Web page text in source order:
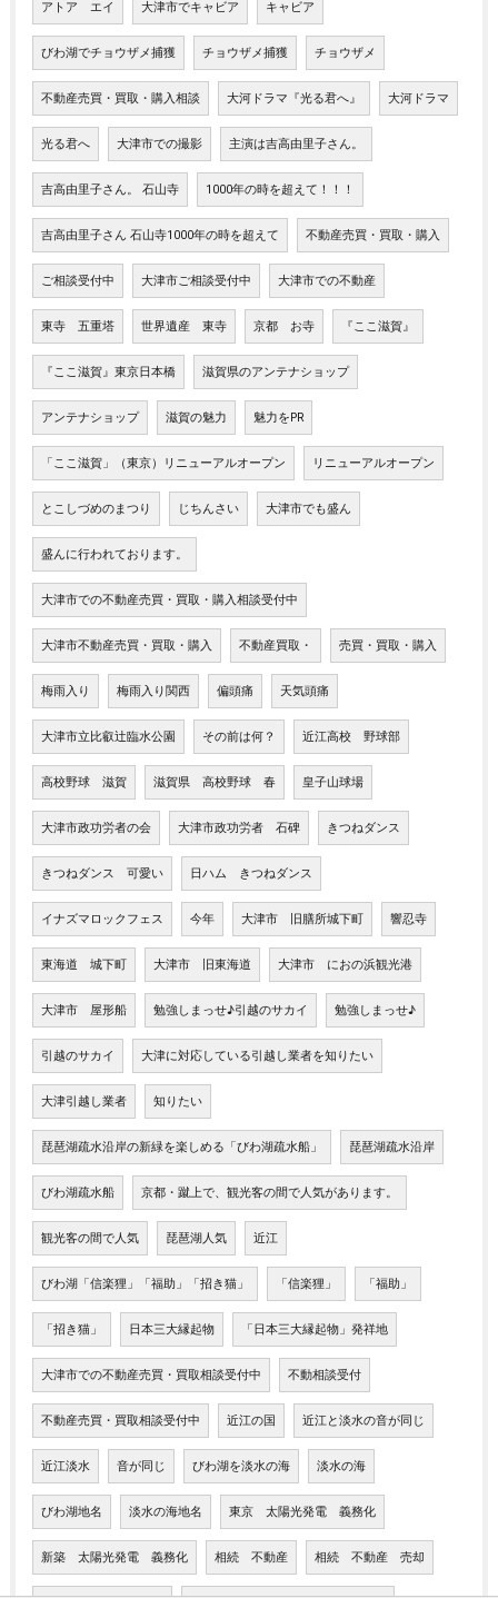
アトア エイ 大津市でキャビア キャビア
びわ湖でチョウザメ捕獲 チョウザメ捕獲 チョウザメ
不動産売買・買取・購入相談 大河ドラマ『光る君へ』 大河ドラマ
光る君へ 大津市での撮影 主演は吉高由里子さん。
吉高由里子さん。 石山寺 1000年の時を超えて！！！
吉高由里子さん 石山寺1000年の時を超えて 不動産売買・買取・購入
ご相談受付中 大津市ご相談受付中 大津市での不動産
東寺 五重塔 世界遺産 東寺 京都 お寺 『ここ滋賀』
『ここ滋賀』東京日本橋 滋賀県のアンテナショップ
アンテナショップ 滋賀の魅力 魅力をPR
「ここ滋賀」（東京）リニューアルオープン リニューアルオープン
とこしづめのまつり じちんさい 大津市でも盛ん
盛んに行われております。
大津市での不動産売買・買取・購入相談受付中
大津市不動産売買・買取・購入 不動産買取・ 売買・買取・購入
梅雨入り 梅雨入り関西 偏頭痛 天気頭痛
大津市立比叡辻臨水公園 その前は何？ 近江高校 野球部
高校野球 滋賀 滋賀県 高校野球 春 皇子山球場
大津市政功労者の会 大津市政功労者 石碑 きつねダンス
きつねダンス 可愛い 日ハム きつねダンス
イナズマロックフェス 今年 大津市 旧膳所城下町 響忍寺
東海道 城下町 大津市 旧東海道 大津市 におの浜観光港
大津市 屋形船 勉強しまっせ♪引越のサカイ 勉強しまっせ♪
引越のサカイ 大津に対応している引越し業者を知りたい
大津引越し業者 知りたい
琵琶湖疏水沿岸の新緑を楽しめる「びわ湖疏水船」 琵琶湖疏水沿岸
びわ湖疏水船 京都・蹴上で、観光客の間で人気があります。
観光客の間で人気 琵琶湖人気 近江
びわ湖「信楽狸」「福助」「招き猫」 「信楽狸」 「福助」
「招き猫」 日本三大縁起物 「日本三大縁起物」発祥地
大津市での不動産売買・買取相談受付中 不動相談受付
不動産売買・買取相談受付中 近江の国 近江と淡水の音が同じ
近江淡水 音が同じ びわ湖を淡水の海 淡水の海
びわ湖地名 淡水の海地名 東京 太陽光発電 義務化
新築 太陽光発電 義務化 相続 不動産 相続 不動産 売却